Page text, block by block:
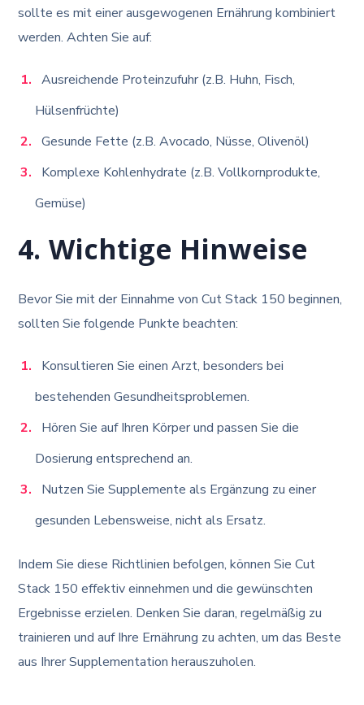
sollte es mit einer ausgewogenen Ernährung kombiniert
werden. Achten Sie auf:
Ausreichende Proteinzufuhr (z.B. Huhn, Fisch,
Hülsenfrüchte)
Gesunde Fette (z.B. Avocado, Nüsse, Olivenöl)
Komplexe Kohlenhydrate (z.B. Vollkornprodukte,
Gemüse)
4. Wichtige Hinweise
Bevor Sie mit der Einnahme von Cut Stack 150 beginnen,
sollten Sie folgende Punkte beachten:
Konsultieren Sie einen Arzt, besonders bei
bestehenden Gesundheitsproblemen.
Hören Sie auf Ihren Körper und passen Sie die
Dosierung entsprechend an.
Nutzen Sie Supplemente als Ergänzung zu einer
gesunden Lebensweise, nicht als Ersatz.
Indem Sie diese Richtlinien befolgen, können Sie Cut
Stack 150 effektiv einnehmen und die gewünschten
Ergebnisse erzielen. Denken Sie daran, regelmäßig zu
trainieren und auf Ihre Ernährung zu achten, um das Beste
aus Ihrer Supplementation herauszuholen.